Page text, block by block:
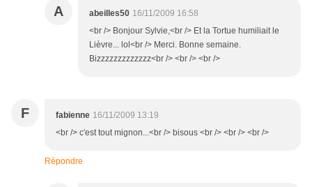
A abeilles50 16/11/2009 16:58
<br /> Bonjour Sylvie,<br /> Et la Tortue humiliait le
Lièvre... lol<br /> Merci. Bonne semaine.
Bizzzzzzzzzzzzz<br /> <br /> <br />
F fabienne 16/11/2009 13:19
<br /> c'est tout mignon...<br /> bisous <br /> <br /> <br />
Répondre